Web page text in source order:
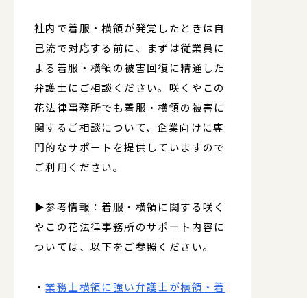
社内で着服・横領が発覚したときは自
己流で対応する前に、まずは従業員に
よる着服・横領の被害回復に精通した
弁護士にご相談ください。咲くやこの
花法律事務所でも着服・横領の被害に
関するご相談について、企業向けに専
門的なサポートを提供していますので
ご利用ください。
▶参考情報：着服・横領に関する咲く
やこの花法律事務所のサポート内容に
ついては、以下をご参照ください。
・業務上横領に強い弁護士が横領・着